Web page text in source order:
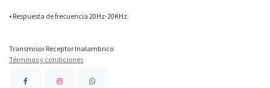
• Respuesta de frecuencia 20Hz-20KHz.
Transmisor Receptor Inalambrico
Términos y condiciones